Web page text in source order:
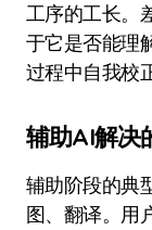
工序的工长。
于它是否能理
过程中自我校
辅助AI解决
辅助阶段的典
图、翻译。用